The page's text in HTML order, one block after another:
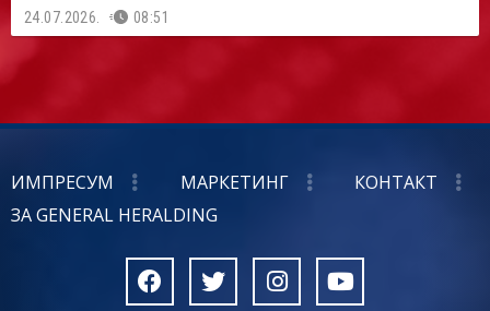
24.07.2026. 08:51
ИМПРЕСУМ МАРКЕТИНГ
КОНТАКТ
ЗА GENERAL HERALDING